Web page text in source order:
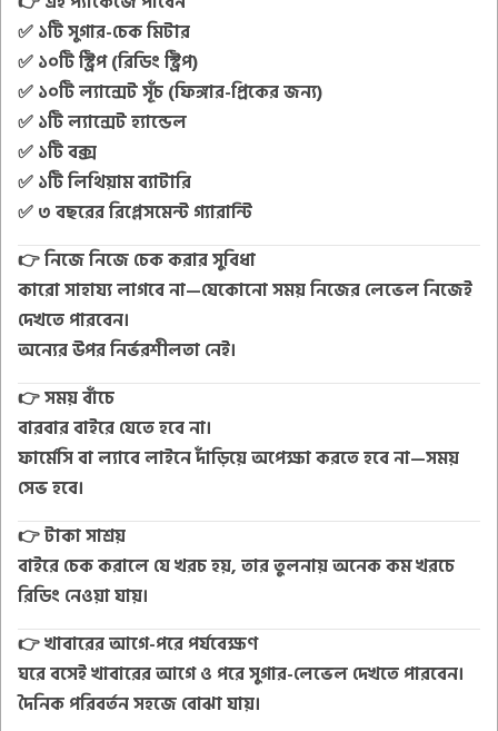
✅ ১টিসুগার-চেক মিটার
✅ ১০টিস্ট্রিপ (রিডিং স্ট্রিপ)
✅ ১০টিল্যান্সেট সূঁচ (ফিঙ্গার-প্রিকের জন্য)
✅ ১টিল্যান্সেট হ্যান্ডেল
✅ ১টিবক্স
✅ ১টিলিথিয়াম ব্যাটারি
✅৩ বছরের রিপ্লেসমেন্ট গ্যারান্টি
👉নিজে নিজে চেক করার সুবিধা
কারো সাহায্য লাগবে না—যেকোনো সময়নিজের লেভেল নিজেই
দেখতে পারবেন।
অন্যের উপর নির্ভরশীলতা নেই।
👉সময় বাঁচে
বারবার বাইরে যেতে হবে না।
ফার্মেসি বা ল্যাবে লাইনে দাঁড়িয়ে অপেক্ষা করতে হবে না—সময়
সেভ হবে।
👉টাকা সাশ্রয়
বাইরে চেক করালে যে খরচ হয়, তার তুলনায়অনেক কম খরচে
রিডিং নেওয়া যায়।
👉খাবারের আগে-পরে পর্যবেক্ষণ
ঘরে বসেইখাবারের আগে ও পরে সুগার-লেভেল দেখতে পারবেন।
দৈনিক পরিবর্তন সহজে বোঝা যায়।